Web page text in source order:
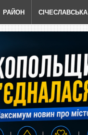
РАЙОН СІЧЕСЛАВСЬКА